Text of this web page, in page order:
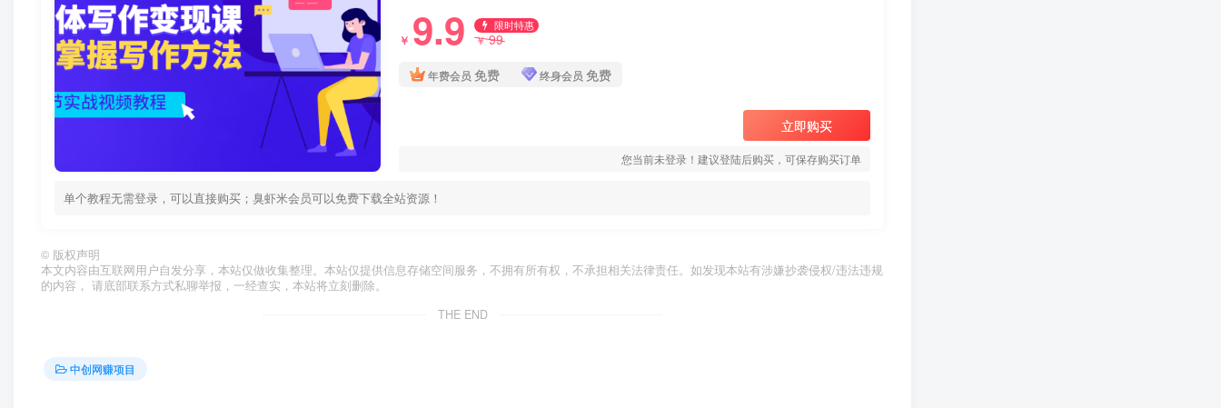
￥ 9.9 限时特惠
￥99
年费会员 免费 终身会员 免费
立即购买
您当前未登录！建议登陆后购买，可保存购买订单
单个教程无需登录，可以直接购买；臭虾米会员可以免费下载全站资源！
© 版权声明
本文内容由互联网用户自发分享，本站仅做收集整理。本站仅提供信息存储空间服务，不拥有所有权，不承担相关法律责任。如发现本站有涉嫌抄袭侵权/违法违规
的内容， 请底部联系方式私聊举报，一经查实，本站将立刻删除。
THE END
中创网赚项目